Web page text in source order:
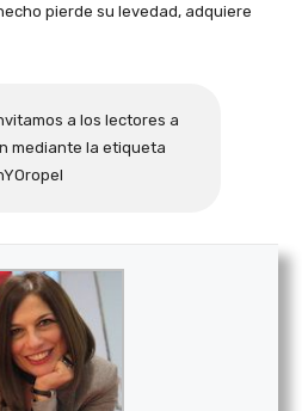
pierde su levedad, adquiere
a los lectores a
mediante la etiqueta